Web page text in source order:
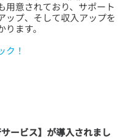
用意されており、サポート
ップ、そして収入アップを
ク！
ービス】が導入されまし